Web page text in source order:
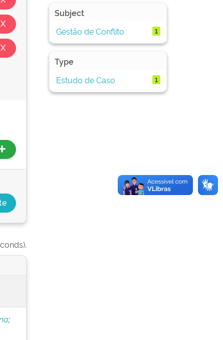
;
Subject
Gestão de Conflito
1
Type
Estudo de Caso
1